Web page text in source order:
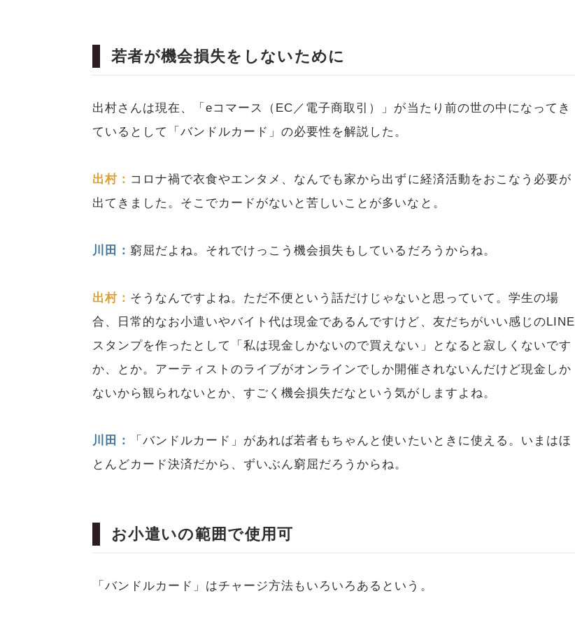
若者が機会損失をしないために
出村さんは現在、「eコマース（EC／電子商取引）」が当たり前の世の中になってき
ているとして「バンドルカード」の必要性を解説した。
出村： コロナ禍で衣食やエンタメ、なんでも家から出ずに経済活動をおこなう必要が
出てきました。そこでカードがないと苦しいことが多いなと。
川田： 窮屈だよね。それでけっこう機会損失もしているだろうからね。
出村： そうなんですよね。ただ不便という話だけじゃないと思っていて。学生の場
合、日常的なお小遣いやバイト代は現金であるんですけど、友だちがいい感じのLINE
スタンプを作ったとして「私は現金しかないので買えない」となると寂しくないです
か、とか。アーティストのライブがオンラインでしか開催されないんだけど現金しか
ないから観られないとか、すごく機会損失だなという気がしますよね。
川田：
「バンドルカード」があれば若者もちゃんと使いたいときに使える。いまはほ
とんどカード決済だから、ずいぶん窮屈だろうからね。
お小遣いの範囲で使用可
「バンドルカード」はチャージ方法もいろいろあるという。